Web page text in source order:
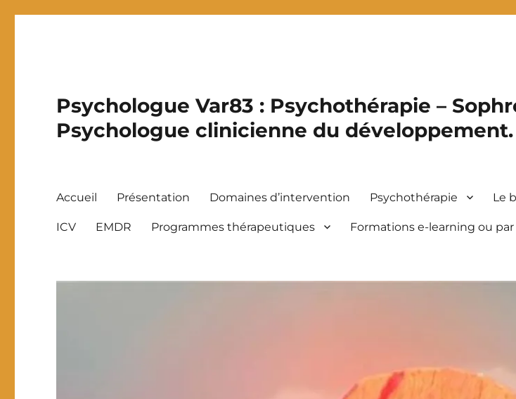
Psychologue Var83 : Psychothérapie –
Psychologue clinicienne du développement.
Accueil Présentation Domaines d’intervention Psychothérapie Le
ICV EMDR Programmes thérapeutiques Formations e-learning ou par